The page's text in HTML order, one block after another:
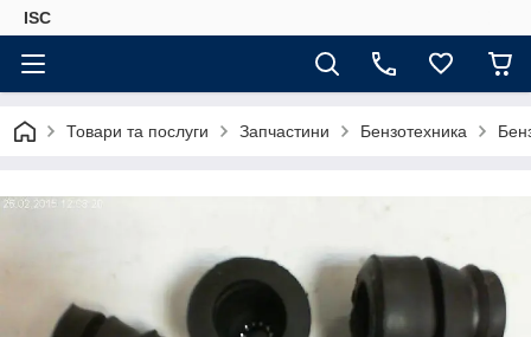
ISC
Товари та послуги Запчастини Бензотехника